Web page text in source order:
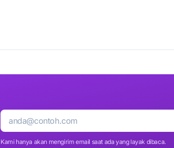
Email
Kami hanya akan mengirim email saat ada yang layak dibaca.